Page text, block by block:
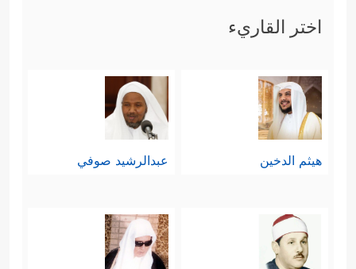
اختر القاريء
هيثم الدخين عبدالرشيد صوفي